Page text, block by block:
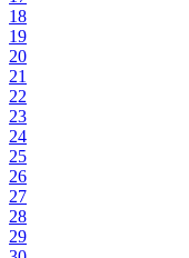
18
19
20
21
22
23
24
25
26
27
28
29